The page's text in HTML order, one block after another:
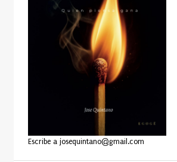
Escribe a josequintano@gmail.com